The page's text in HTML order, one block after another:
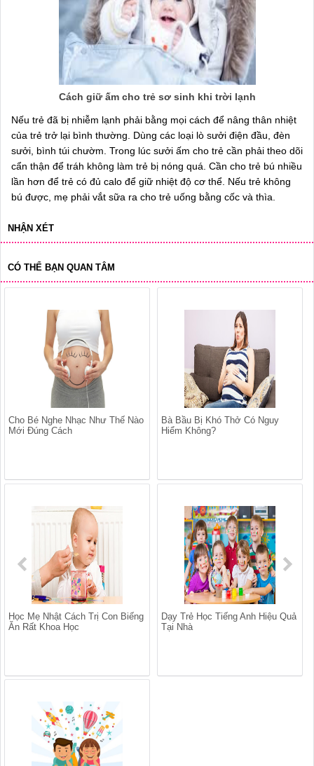
Cách giữ ấm cho trẻ sơ sinh khi trời lạnh
Nếu trẻ đã bị nhiễm lạnh phải bằng mọi cách để nâng thân nhiệt
của trẻ trở lại bình thường. Dùng các loại lò sưởi điện đầu, đèn
sưởi, bình túi chườm. Trong lúc sưởi ấm cho trẻ cần phải theo dõi
cẩn thận để tráh không làm trẻ bị nóng quá. Cần cho trẻ bú nhiều
lần hơn để trẻ có đủ calo để giữ nhiệt độ cơ thể. Nếu trẻ không
bú được, mẹ phải vắt sữa ra cho trẻ uống bằng cốc và thìa.
NHẬN XÉT
CÓ THỂ BẠN QUAN TÂM
Cho Bé Nghe Nhạc Như Thế Nào
Mới Đúng Cách
Bà Bầu Bị Khó Thở Có Nguy
Hiểm Không?
Học Mẹ Nhật Cách Trị Con Biếng
Ăn Rất Khoa Học
Dạy Trẻ Học Tiếng Anh Hiệu Quả
Tại Nhà